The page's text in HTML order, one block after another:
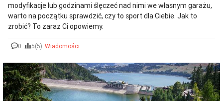
modyfikacje lub godzinami ślęczeć nad nimi we własnym garażu,
warto na początku sprawdzić, czy to sport dla Ciebie. Jak to
zrobić? To zaraz Ci opowiemy.
0 5(5) Wiadomości